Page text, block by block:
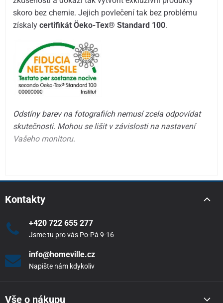
skoro bez chemie. Jejich povlečení tak bez problému
získalycertifikát Öeko-Tex® Standard 100.
Odstíny barev na fotografiích nemusí zcela odpovídat
skutečnosti. Mohou se lišit v závislosti na nastavení
Vašeho monitoru.
Kontakty
+420 722 655 277
Jsme tu pro vás Po-Pá 9-16
info@homeville.cz
Napište nám kdykoliv
Vše o nákupu